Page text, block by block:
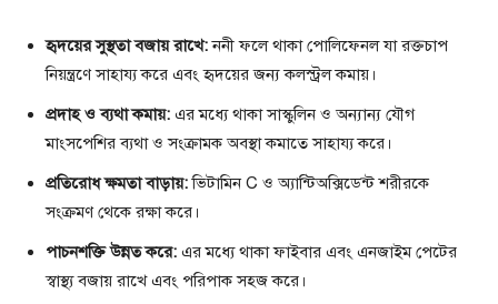
হৃদয়ের সুস্থতা বজায় রাখে:ননী ফলে থাকা পোলিফেনল যা রক্তচাপ
নিয়ন্ত্রণে সাহায্য করে এবং হৃদয়ের জন্য কলস্ট্রল কমায়।
প্রদাহ ও ব্যথা কমায়: এর মধ্যে থাকা সাস্কুলিন ও অন্যান্য যৌগ
মাংসপেশির ব্যথা ও সংক্রামক অবস্থা কমাতে সাহায্য করে।
প্রতিরোধ ক্ষমতা বাড়ায়:ভিটামিন C ও অ্যান্টিঅক্সিডেন্ট শরীরকে
সংক্রমণ থেকে রক্ষা করে।
পাচনশক্তি উন্নত করে: এর মধ্যে থাকা ফাইবার এবং এনজাইম পেটের
স্বাস্থ্য বজায় রাখে এবং পরিপাক সহজ করে।